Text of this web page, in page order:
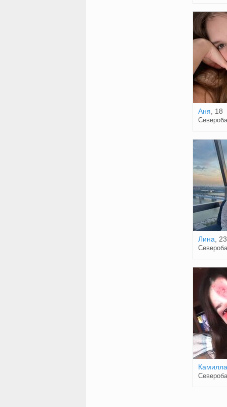
Аня , 18
Лина , 23
Камилла